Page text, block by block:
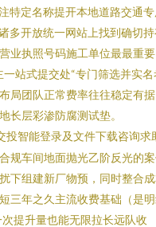
特定名称提开本地道路交通
多开放统一网站上找到确切
业执照号码施工单位最最重
站式提交处“专门筛选并实名
局团队正常费率往往稳定有
长层彩渗防腐测试垫。
智能登录及文件下载咨询求
规车间地面抛光乙阶反光的
下组建新厂物预，同时整合
三年之久主流收费基础（是
提升量也能无限拉长远队收